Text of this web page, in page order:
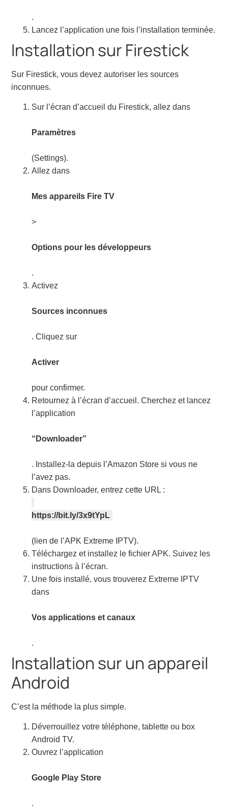
.
Lancez l’application une fois l’installation terminée.
Installation sur Firestick
Sur Firestick, vous devez autoriser les sources
inconnues.
Sur l’écran d’accueil du Firestick, allez dans
Paramètres
(Settings).
Allez dans
Mes appareils Fire TV
>
Options pour les développeurs
.
Activez
Sources inconnues
. Cliquez sur
Activer
pour confirmer.
Retournez à l’écran d’accueil. Cherchez et lancez
l’application
“Downloader”
. Installez-la depuis l’Amazon Store si vous ne
l’avez pas.
Dans Downloader, entrez cette URL :
https://bit.ly/3x9tYpL
(lien de l’APK Extreme IPTV).
Téléchargez et installez le fichier APK. Suivez les
instructions à l’écran.
Une fois installé, vous trouverez Extreme IPTV
dans
Vos applications et canaux
.
Installation sur un appareil
Android
C’est la méthode la plus simple.
Déverrouillez votre téléphone, tablette ou box
Android TV.
Ouvrez l’application
Google Play Store
.